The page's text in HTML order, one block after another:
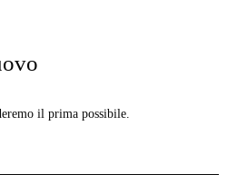
il prima possibile.